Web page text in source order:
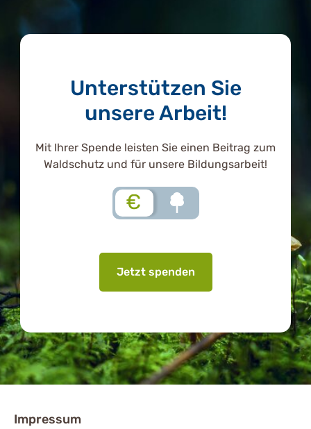
Unterstützen Sie
unsere Arbeit!
Mit Ihrer Spende leisten Sie einen Beitrag zum
Waldschutz und für unsere Bildungsarbeit!
€
Jetzt spenden
Impressum